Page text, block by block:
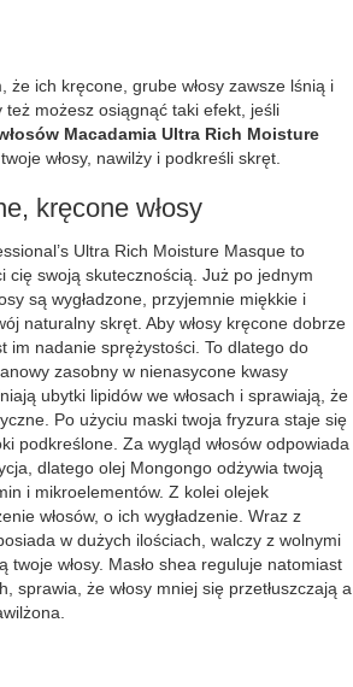
że ich kręcone, grube włosy zawsze lśnią i
też możesz osiągnąć taki efekt, jeśli
Macadamia Ultra Rich Moisture
twoje włosy, nawilży i podkreśli skręt.
kręcone włosy
Ultra Rich Moisture Masque to
cię swoją skutecznością. Już po jednym
są wygładzone, przyjemnie miękkie i
naturalny skręt. Aby włosy kręcone dobrze
im nadanie sprężystości. To dlatego do
zasobny w nienasycone kwasy
ubytki lipidów we włosach i sprawiają, że
Po użyciu maski twoja fryzura staje się
podkreślone. Za wygląd włosów odpowiada
dlatego olej Mongongo odżywia twoją
i mikroelementów. Z kolei olejek
włosów, o ich wygładzenie. Wraz z
w dużych ilościach, walczy z wolnymi
twoje włosy. Masło shea reguluje natomiast
sprawia, że włosy mniej się przetłuszczają a